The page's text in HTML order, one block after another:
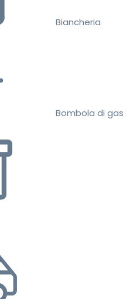
Biancheria
Bombola di gas